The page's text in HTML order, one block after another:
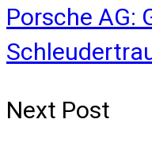
Porsche AG:
Next Post